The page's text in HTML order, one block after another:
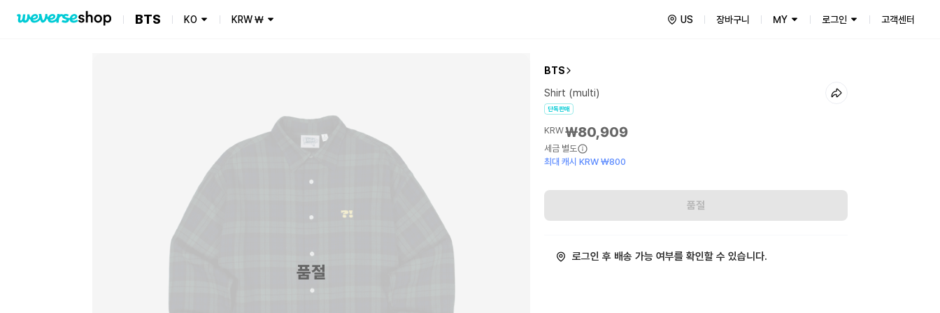
BTS KO KRW₩ US 장바구니 MY 로그인 고객센터
품절
BTS
Shirt (multi)
단독판매
KRW₩80,909
세금 별도
최대 캐시 KRW ₩800
품절
로그인 후 배송 가능 여부를 확인할 수 있습니다.